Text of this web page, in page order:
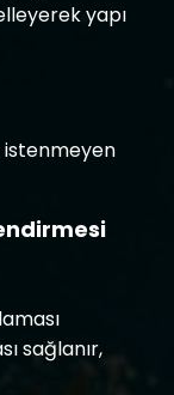
yapı
istenmeyen
sağlanır,